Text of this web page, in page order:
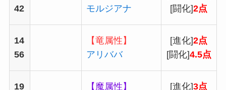
42
モルジアナ
[闘化]2点
14
56
【竜属性】
アリババ
[進化]2点
[闘化]4.5点
19
【魔属性】
[進化]3点